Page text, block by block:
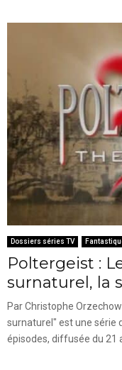
Dossiers séries TV
Poltergeist :
surnaturel, la
Par Christophe
surnaturel" est une série
épisodes, diffusée du 21